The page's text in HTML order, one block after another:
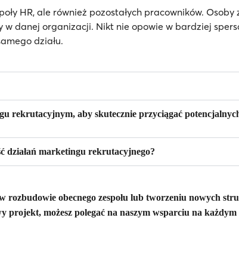
HR, ale również pozostałych pracowników.
danej organizacji. Nikt nie opowie w bardziej
działu.
rekrutacyjnym, aby skutecznie przyciągać
działań marketingu rekrutacyjnego?
rozbudowie obecnego zespołu lub tworzeniu nowych
możesz polegać na naszym wsparciu na każdym